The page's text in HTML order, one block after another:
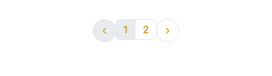
 1 2 